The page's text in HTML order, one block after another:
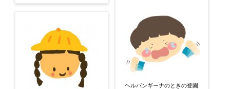
ヘルパンギーナのときの登園